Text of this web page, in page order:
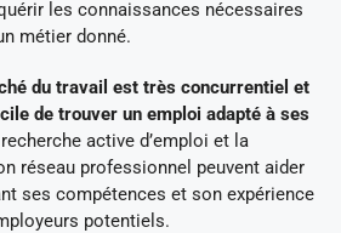
les connaissances nécessaires
métier donné.
du travail est très concurrentiel et
de trouver un emploi adapté à ses
active d’emploi et la
réseau professionnel peuvent aider
ses compétences et son expérience
potentiels.